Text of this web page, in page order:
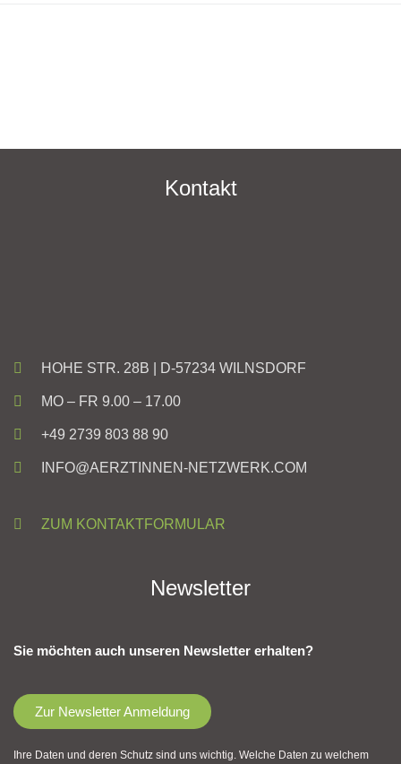
Kontakt
HOHE STR. 28B | D-57234 WILNSDORF
MO – FR 9.00 – 17.00
+49 2739 803 88 90
INFO@AERZTINNEN-NETZWERK.COM
ZUM KONTAKTFORMULAR
Newsletter
Sie möchten auch unseren Newsletter erhalten?
Zur Newsletter Anmeldung
Ihre Daten und deren Schutz sind uns wichtig. Welche Daten zu welchem